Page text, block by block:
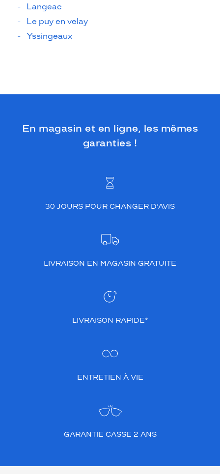
Langeac
Le puy en velay
Yssingeaux
En magasin et en ligne, les mêmes
garanties !
30 JOURS POUR CHANGER D’AVIS
LIVRAISON EN MAGASIN GRATUITE
LIVRAISON RAPIDE*
ENTRETIEN À VIE
GARANTIE CASSE 2 ANS